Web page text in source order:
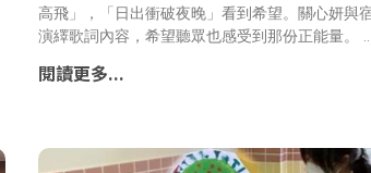
高飛」，「日出衝破夜晚」看到希望。關心妍與
演繹歌詞內容，希望聽眾也感受到那份正能量。
閱讀更多...